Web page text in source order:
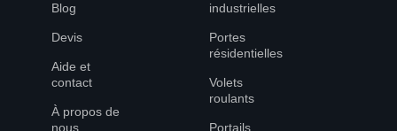
Blog
Devis
Aide et
contact
À propos de
nous
industrielles
Portes
résidentielles
Volets
roulants
Portails